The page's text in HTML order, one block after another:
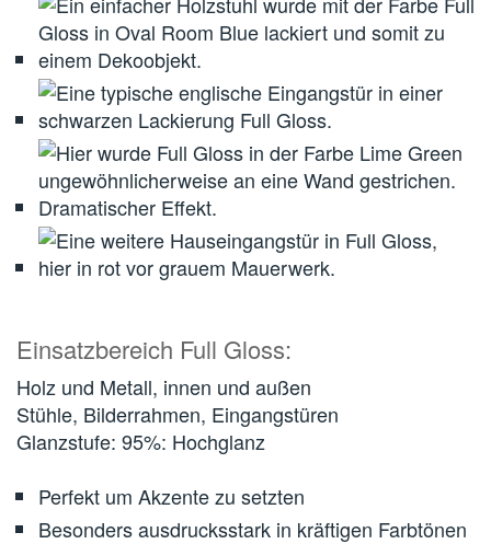
Einsatzbereich Full Gloss:
Holz und Metall, innen und außen
Stühle, Bilderrahmen, Eingangstüren
Glanzstufe: 95%: Hochglanz
Perfekt um Akzente zu setzten
Besonders ausdrucksstark in kräftigen Farbtönen